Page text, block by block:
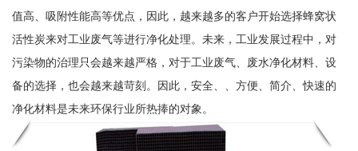
值高、吸附性能高等优点，因此，越来越多的客户开始选择蜂窝状
活性炭来对工业废气等进行净化处理。未来，工业发展过程中，对
污染物的治理只会越来越严格，对于工业废气、废水净化材料、设
备的选择，也会越来越苛刻。因此，安全、、方便、简介、快速的
净化材料是未来环保行业所热捧的对象。